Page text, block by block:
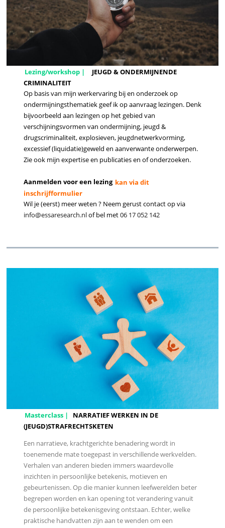
Lezing/workshop |
JEUGD & ONDERMIJNENDE
CRIMINALITEIT
Op basis van mijn werkervaring bij en onderzoek op
ondermijningsthematiek geef ik op aanvraag lezingen. Denk
bijvoorbeeld aan lezingen op het gebied van
verschijningsvormen van ondermijning, jeugd &
drugscriminaliteit, explosieven, jeugdnetwerkvorming,
excessief (liquidatie)geweld en aanverwante onderwerpen.
Zie ook mijn expertise en publicaties en of onderzoeken.
Aanmelden voor een lezing kan via dit
inschrijfformulier
Wil je (eerst) meer weten ? Neem gerust contact op via
info@essaresearch.nlof bel met06 17 052 142
Masterclass |
NARRATIEF WERKEN IN DE
(JEUGD)STRAFRECHTSKETEN
Een narratieve, krachtgerichte benadering wordt in
toenemende mate toegepast in verschillende werkvelden.
Verhalen van anderen bieden immers waardevolle
inzichten in persoonlijke betekenis, motieven en
gebeurtenissen. Op die manier kunnen leefwerelden beter
begrepen worden en kan opening tot verandering vanuit
de persoonlijke betekenisgeving ontstaan. Echter, welke
praktische handvatten zijn aan te wenden om een